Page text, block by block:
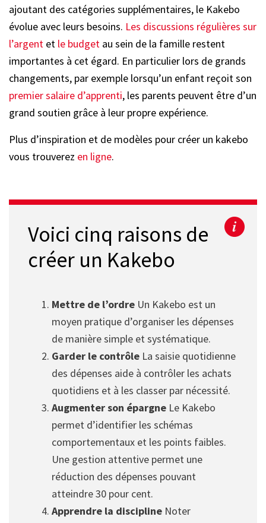
ajoutant des catégories supplémentaires, le Kakebo
évolue avec leurs besoins. Les discussions régulières sur
l’argent et le budget au sein de la famille restent
importantes à cet égard. En particulier lors de grands
changements, par exemple lorsqu’un enfant reçoit son
premier salaire d’apprenti, les parents peuvent être d’un
grand soutien grâce à leur propre expérience.
Plus d’inspiration et de modèles pour créer un kakebo
vous trouverez en ligne.
Voici cinq raisons de
créer un Kakebo
Mettre de l’ordre Un Kakebo est un
moyen pratique d’organiser les dépenses
de manière simple et systématique.
Garder le contrôle La saisie quotidienne
des dépenses aide à contrôler les achats
quotidiens et à les classer par nécessité.
Augmenter son épargne Le Kakebo
permet d’identifier les schémas
comportementaux et les points faibles.
Une gestion attentive permet une
réduction des dépenses pouvant
atteindre 30 pour cent.
Apprendre la discipline Noter